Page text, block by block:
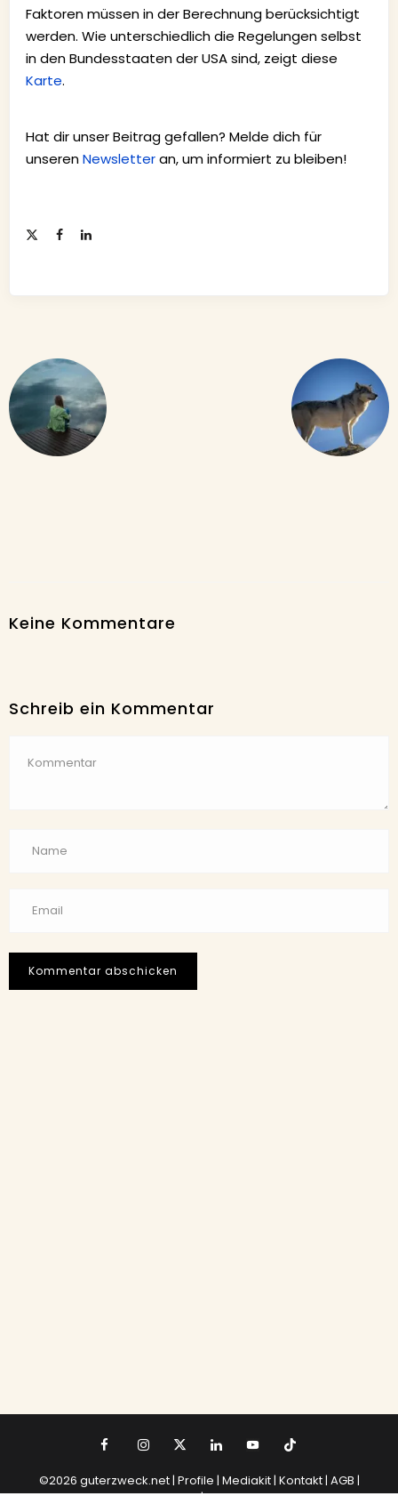
Faktoren müssen in der Berechnung berücksichtigt
werden. Wie unterschiedlich die Regelungen selbst
in den Bundesstaaten der USA sind, zeigt diese
Karte.
Hat dir unser Beitrag gefallen? Melde dich für
unserenNewsletteran, um informiert zu bleiben!
Keine Kommentare
Schreib ein Kommentar
©2026 guterzweck.net | Profile | Mediakit| Kontakt| AGB |
Datenschutz|Impressum